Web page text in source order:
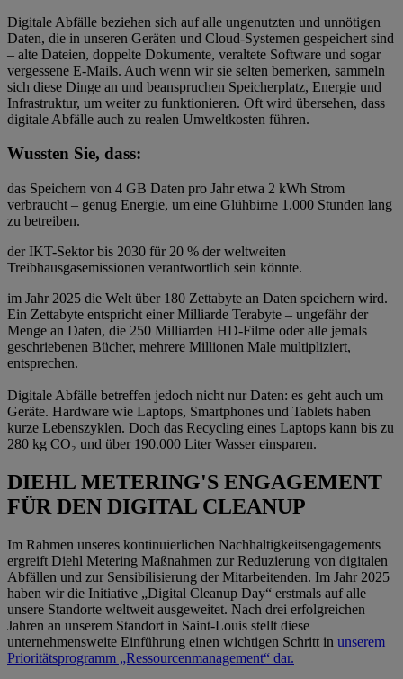
Digitale Abfälle beziehen sich auf alle ungenutzten und unnötigen
Daten, die in unseren Geräten und Cloud-Systemen gespeichert sind
– alte Dateien, doppelte Dokumente, veraltete Software und sogar
vergessene E-Mails. Auch wenn wir sie selten bemerken, sammeln
sich diese Dinge an und beanspruchen Speicherplatz, Energie und
Infrastruktur, um weiter zu funktionieren. Oft wird übersehen, dass
digitale Abfälle auch zu realen Umweltkosten führen.
Wussten Sie, dass:
das Speichern von 4 GB Daten pro Jahr etwa 2 kWh Strom
verbraucht – genug Energie, um eine Glühbirne 1.000 Stunden lang
zu betreiben.
der IKT-Sektor bis 2030 für 20 % der weltweiten
Treibhausgasemissionen verantwortlich sein könnte.
im Jahr 2025 die Welt über 180 Zettabyte an Daten speichern wird.
Ein Zettabyte entspricht einer Milliarde Terabyte – ungefähr der
Menge an Daten, die 250 Milliarden HD-Filme oder alle jemals
geschriebenen Bücher, mehrere Millionen Male multipliziert,
entsprechen.
Digitale Abfälle betreffen jedoch nicht nur Daten: es geht auch um
Geräte. Hardware wie Laptops, Smartphones und Tablets haben
kurze Lebenszyklen. Doch das Recycling eines Laptops kann bis zu
280 kg CO₂ und über 190.000 Liter Wasser einsparen.
DIEHL METERING'S ENGAGEMENT
FÜR DEN DIGITAL CLEANUP
Im Rahmen unseres kontinuierlichen Nachhaltigkeitsengagements
ergreift Diehl Metering Maßnahmen zur Reduzierung von digitalen
Abfällen und zur Sensibilisierung der Mitarbeitenden. Im Jahr 2025
haben wir die Initiative „Digital Cleanup Day“ erstmals auf alle
unsere Standorte weltweit ausgeweitet. Nach drei erfolgreichen
Jahren an unserem Standort in Saint-Louis stellt diese
unternehmensweite Einführung einen wichtigen Schritt in unserem
Prioritätsprogramm „Ressourcenmanagement“ dar.